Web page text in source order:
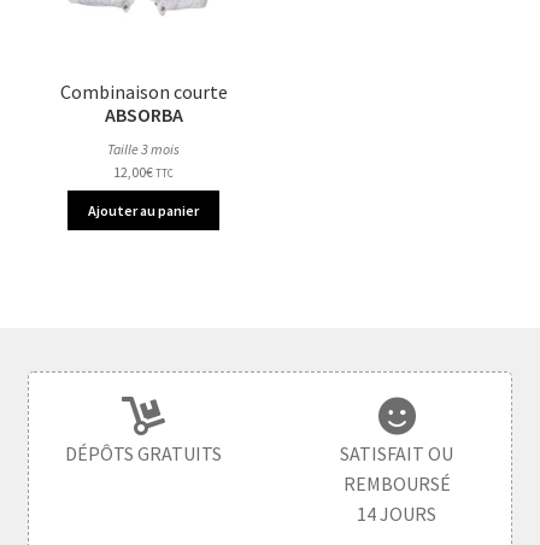
Combinaison courte
ABSORBA
Taille 3 mois
12,00€ TTC
Ajouter au panier
DÉPÔTS GRATUITS
SATISFAIT OU
REMBOURSÉ
14 JOURS